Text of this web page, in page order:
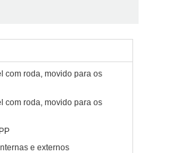
com roda, movido para os
com roda, movido para os
e externos